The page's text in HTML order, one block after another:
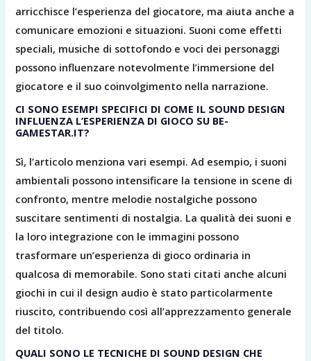
arricchisce l’esperienza del giocatore, ma aiuta anche a
comunicare emozioni e situazioni. Suoni come effetti
speciali, musiche di sottofondo e voci dei personaggi
possono influenzare notevolmente l’immersione del
giocatore e il suo coinvolgimento nella narrazione.
CI SONO ESEMPI SPECIFICI DI COME IL SOUND DESIGN
INFLUENZA L’ESPERIENZA DI GIOCO SU BE-
GAMESTAR.IT?
Sì, l’articolo menziona vari esempi. Ad esempio, i suoni
ambientali possono intensificare la tensione in scene di
confronto, mentre melodie nostalgiche possono
suscitare sentimenti di nostalgia. La qualità dei suoni e
la loro integrazione con le immagini possono
trasformare un’esperienza di gioco ordinaria in
qualcosa di memorabile. Sono stati citati anche alcuni
giochi in cui il design audio è stato particolarmente
riuscito, contribuendo così all’apprezzamento generale
del titolo.
QUALI SONO LE TECNICHE DI SOUND DESIGN CHE